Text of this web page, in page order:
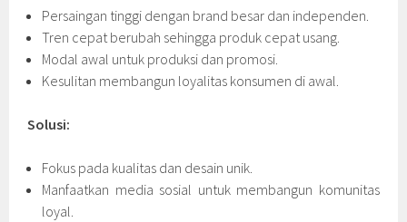
Persaingan tinggi dengan brand besar dan independen.
Tren cepat berubah sehingga produk cepat usang.
Modal awal untuk produksi dan promosi.
Kesulitan membangun loyalitas konsumen di awal.
Solusi:
Fokus pada kualitas dan desain unik.
Manfaatkan media sosial untuk membangun komunitas
loyal.